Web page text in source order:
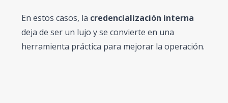
En estos casos, la credencialización interna
deja de ser un lujo y se convierte en una
herramienta práctica para mejorar la operación.